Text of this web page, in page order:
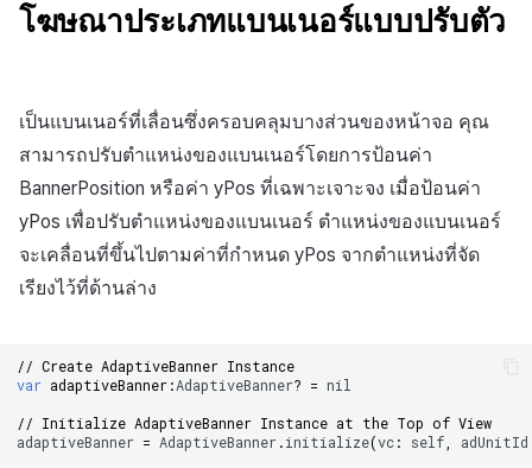
โฆษณาประเภทแบนเนอร์แบบปรับตัว
เป็นแบนเนอร์ที่เลื่อนซึ่งครอบคลุมบางส่วนของหน้าจอ คุณ
สามารถปรับตำแหน่งของแบนเนอร์โดยการป้อนค่า
BannerPosition หรือค่า yPos ที่เฉพาะเจาะจง เมื่อป้อนค่า
yPos เพื่อปรับตำแหน่งของแบนเนอร์ ตำแหน่งของแบนเนอร์
จะเคลื่อนที่ขึ้นไปตามค่าที่กำหนด yPos จากตำแหน่งที่จัด
เรียงไว้ที่ด้านล่าง
// Create AdaptiveBanner Instance
var adaptiveBanner:AdaptiveBanner? = nil
// Initialize AdaptiveBanner Instance at the Top of View
adaptiveBanner = AdaptiveBanner.initialize(vc: self adUnitId